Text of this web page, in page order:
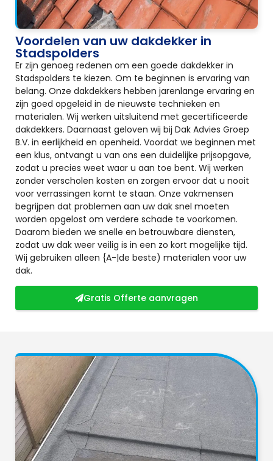
Voordelen van uw dakdekker in
Stadspolders
Er zijn genoeg redenen om een goede dakdekker in
Stadspolders te kiezen. Om te beginnen is ervaring van
belang. Onze dakdekkers hebben jarenlange ervaring en
zijn goed opgeleid in de nieuwste technieken en
materialen. Wij werken uitsluitend met gecertificeerde
dakdekkers. Daarnaast geloven wij bij Dak Advies Groep
B.V. in eerlijkheid en openheid. Voordat we beginnen met
een klus, ontvangt u van ons een duidelijke prijsopgave,
zodat u precies weet waar u aan toe bent. Wij werken
zonder verscholen kosten en zorgen ervoor dat u nooit
voor verrassingen komt te staan. Onze vakmensen
begrijpen dat problemen aan uw dak snel moeten
worden opgelost om verdere schade te voorkomen.
Daarom bieden we snelle en betrouwbare diensten,
zodat uw dak weer veilig is in een zo kort mogelijke tijd.
Wij gebruiken alleen {A-|de beste) materialen voor uw
dak.
Gratis Offerte aanvragen